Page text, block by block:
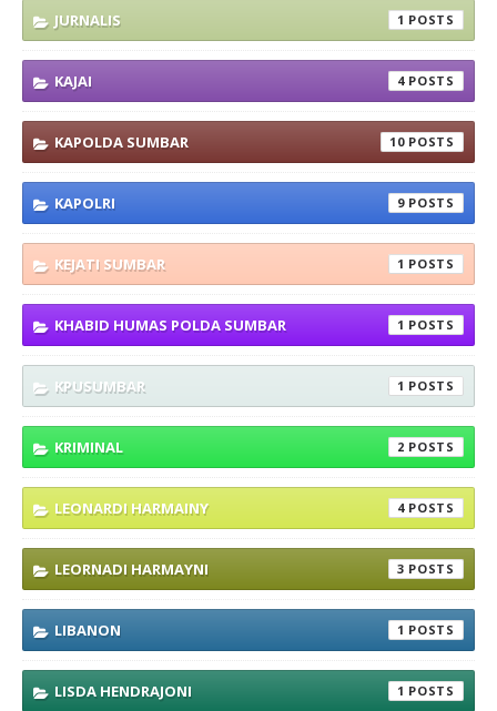
JURNALIS 1
KAJAI 4
KAPOLDA SUMBAR 10
KAPOLRI 9
KEJATI SUMBAR 1
KHABID HUMAS POLDA SUMBAR 1
KPUSUMBAR 1
KRIMINAL 2
LEONARDI HARMAINY 4
LEORNADI HARMAYNI 3
LIBANON 1
LISDA HENDRAJONI 1